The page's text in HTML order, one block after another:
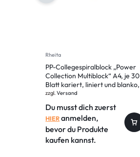
Rheita
PP-Collegespiralblock „Power
Collection Multiblock“ A4, je 30
Blatt kariert, liniert und blanko,
mit PP-Trennblättern, 70g/m²
zzgl.Versand
Du musst dich zuerst
HIERanmelden,
bevor du Produkte
kaufen kannst.